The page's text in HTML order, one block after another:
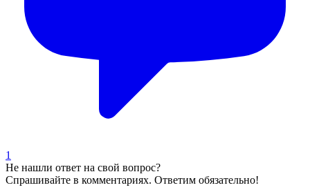
1
Не нашли ответ на свой вопрос?
Спрашивайте в комментариях. Ответим обязательно!